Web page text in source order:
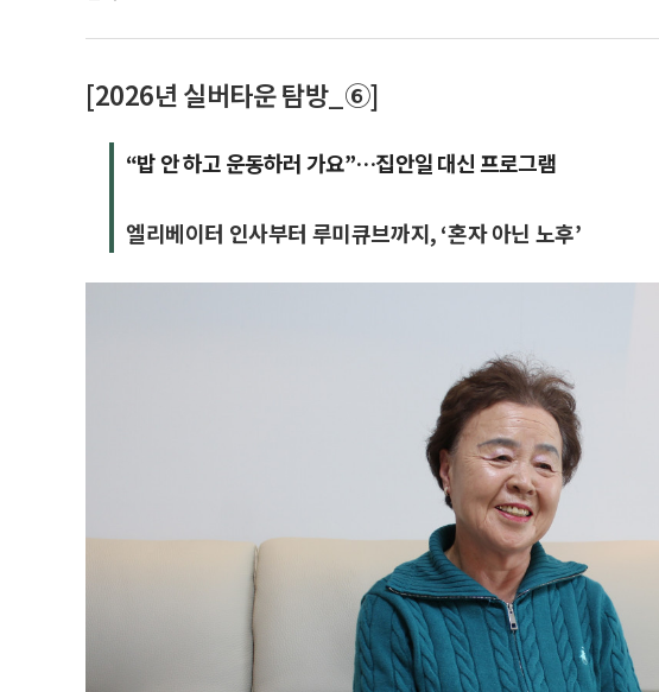
[2026년 실버타운 탐방_⑥]
“밥 안 하고 운동하러 가요”…집안일 대신 프로그램
엘리베이터 인사부터 루미큐브까지, ‘혼자 아닌 노후’